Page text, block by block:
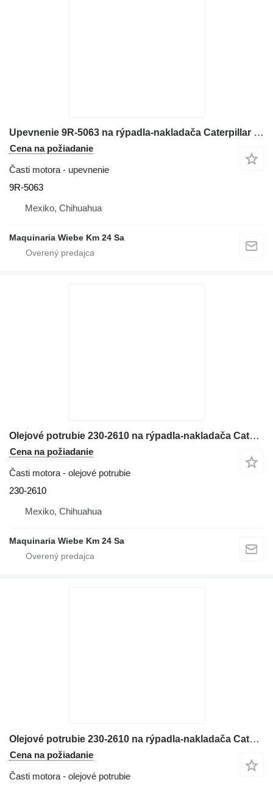
Upevnenie 9R-5063 na rýpadla-nakladača Caterpillar 416E
Cena na požiadanie
Časti motora - upevnenie
9R-5063
Mexiko, Chihuahua
Maquinaria Wiebe Km 24 Sa
Olejové potrubie 230-2610 na rýpadla-nakladača Caterpillar 416E
Cena na požiadanie
Časti motora - olejové potrubie
230-2610
Mexiko, Chihuahua
Maquinaria Wiebe Km 24 Sa
Olejové potrubie 230-2610 na rýpadla-nakladača Caterpillar 416E
Cena na požiadanie
Časti motora - olejové potrubie